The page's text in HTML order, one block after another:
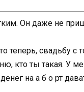
Он даже не
свадьбу с
кто ты такая. У
на а б о рт